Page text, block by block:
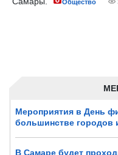
Мероприятия в День
большинстве городов
В Самаре будет
Общество